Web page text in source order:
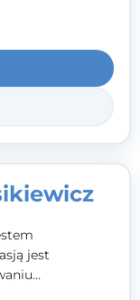
jest
sobie z